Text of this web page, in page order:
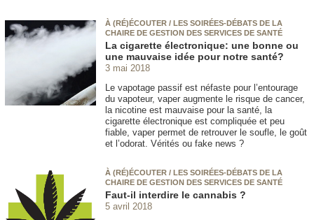
À (RÉ)ÉCOUTER / LES SOIRÉES-DÉBATS DE LA
CHAIRE DE GESTION DES SERVICES DE SANTÉ
La cigarette électronique: une bonne ou
une mauvaise idée pour notre santé?
3 mai 2018
Le vapotage passif est néfaste pour l’entourage
du vapoteur, vaper augmente le risque de cancer,
la nicotine est mauvaise pour la santé, la
cigarette électronique est compliquée et peu
fiable, vaper permet de retrouver le soufle, le goût
et l’odorat. Vérités ou fake news ?
À (RÉ)ÉCOUTER / LES SOIRÉES-DÉBATS DE LA
CHAIRE DE GESTION DES SERVICES DE SANTÉ
Faut-il interdire le cannabis ?
5 avril 2018